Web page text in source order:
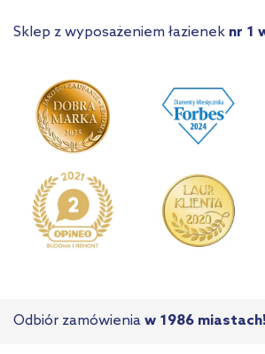
Sklep z wyposażeniem łazienek nr 1
Odbiór zamówienia w 1986 miastach!